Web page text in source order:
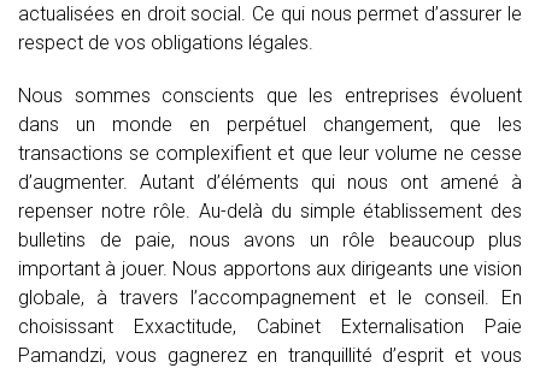
actualisées en droit social. Ce qui nous permet d’assurer le
respect de vos obligations légales.
Nous sommes conscients que les entreprises évoluent
dans un monde en perpétuel changement, que les
transactions se complexifient et que leur volume ne cesse
d’augmenter. Autant d’éléments qui nous ont amené à
repenser notre rôle. Au-delà du simple établissement des
bulletins de paie, nous avons un rôle beaucoup plus
important à jouer. Nous apportons aux dirigeants une vision
globale, à travers l’accompagnement et le conseil. En
choisissant Exxactitude, Cabinet Externalisation Paie
Pamandzi, vous gagnerez en tranquillité d’esprit et vous